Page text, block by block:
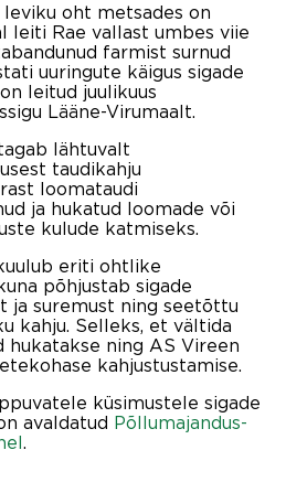
oht metsades on
leiti Rae vallast umbes viie
farmist surnud
uuringute käigus sigade
leitud juulikuus
Lääne-Virumaalt.
lähtuvalt
taudikahju
loomataudi
ja hukatud loomade või
kulude katmiseks.
eriti ohtlike
põhjustab sigade
ja suremust ning seetõttu
kahju. Selleks, et vältida
hukatakse ning AS Vireen
kahjustustamise.
küsimustele sigade
avaldatud Põllumajandus-
.